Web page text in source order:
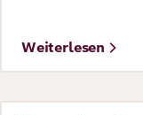
Weiterlesen